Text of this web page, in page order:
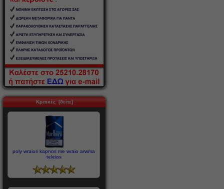
Κριτικές [δείτε]
poly wraios kapnos me wraio arwma
teleios